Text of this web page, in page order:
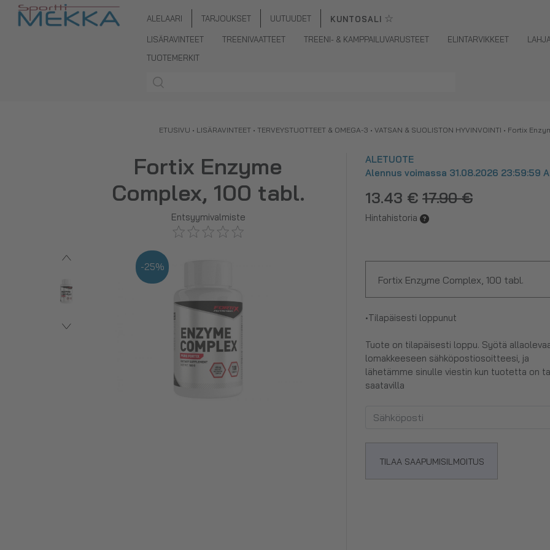
ALELAARI TARJOUKSET UUTUUDET KUNTOSALI ☆
LISÄRAVINTEET TREENIVAATTEET TREENI- & KAMPPAILUVARUSTEET ELINTARVIKKEET
TUOTEMERKIT
ETUSIVU • LISÄRAVINTEET • TERVEYSTUOTTEET & OMEGA-3 • VATSAN & SUOLISTON HYVINVOINTI • Fortix
Fortix Enzyme
Complex, 100 tabl.
Entsyymivalmiste
-25%
Fortix Enzyme Complex, 100 tabl.
ALETUOTE
Alennus voimassa 31.08.2026 23:59:59
13.43 € 17.90 €
Hintahistoria
•Tilapäisesti loppunut
Tuote on tilapäisesti loppu. Syötä
lomakkeeseen sähköpostiosoitteesi, ja
lähetämme sinulle viestin kun tuotetta on
saatavilla
TILAA SAAPUMISILMOITUS